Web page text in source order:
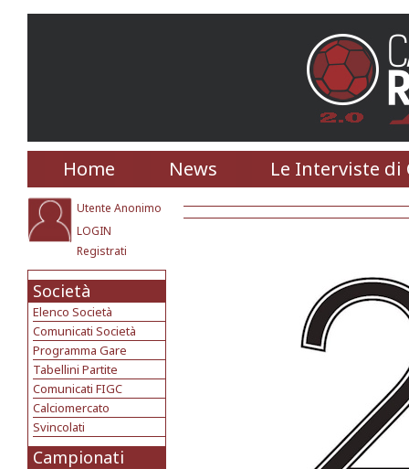
Home News Le Interviste di
Utente Anonimo
LOGIN
Registrati
Società
Elenco Società
Comunicati Società
Programma Gare
Tabellini Partite
Comunicati FIGC
Calciomercato
Svincolati
Campionati